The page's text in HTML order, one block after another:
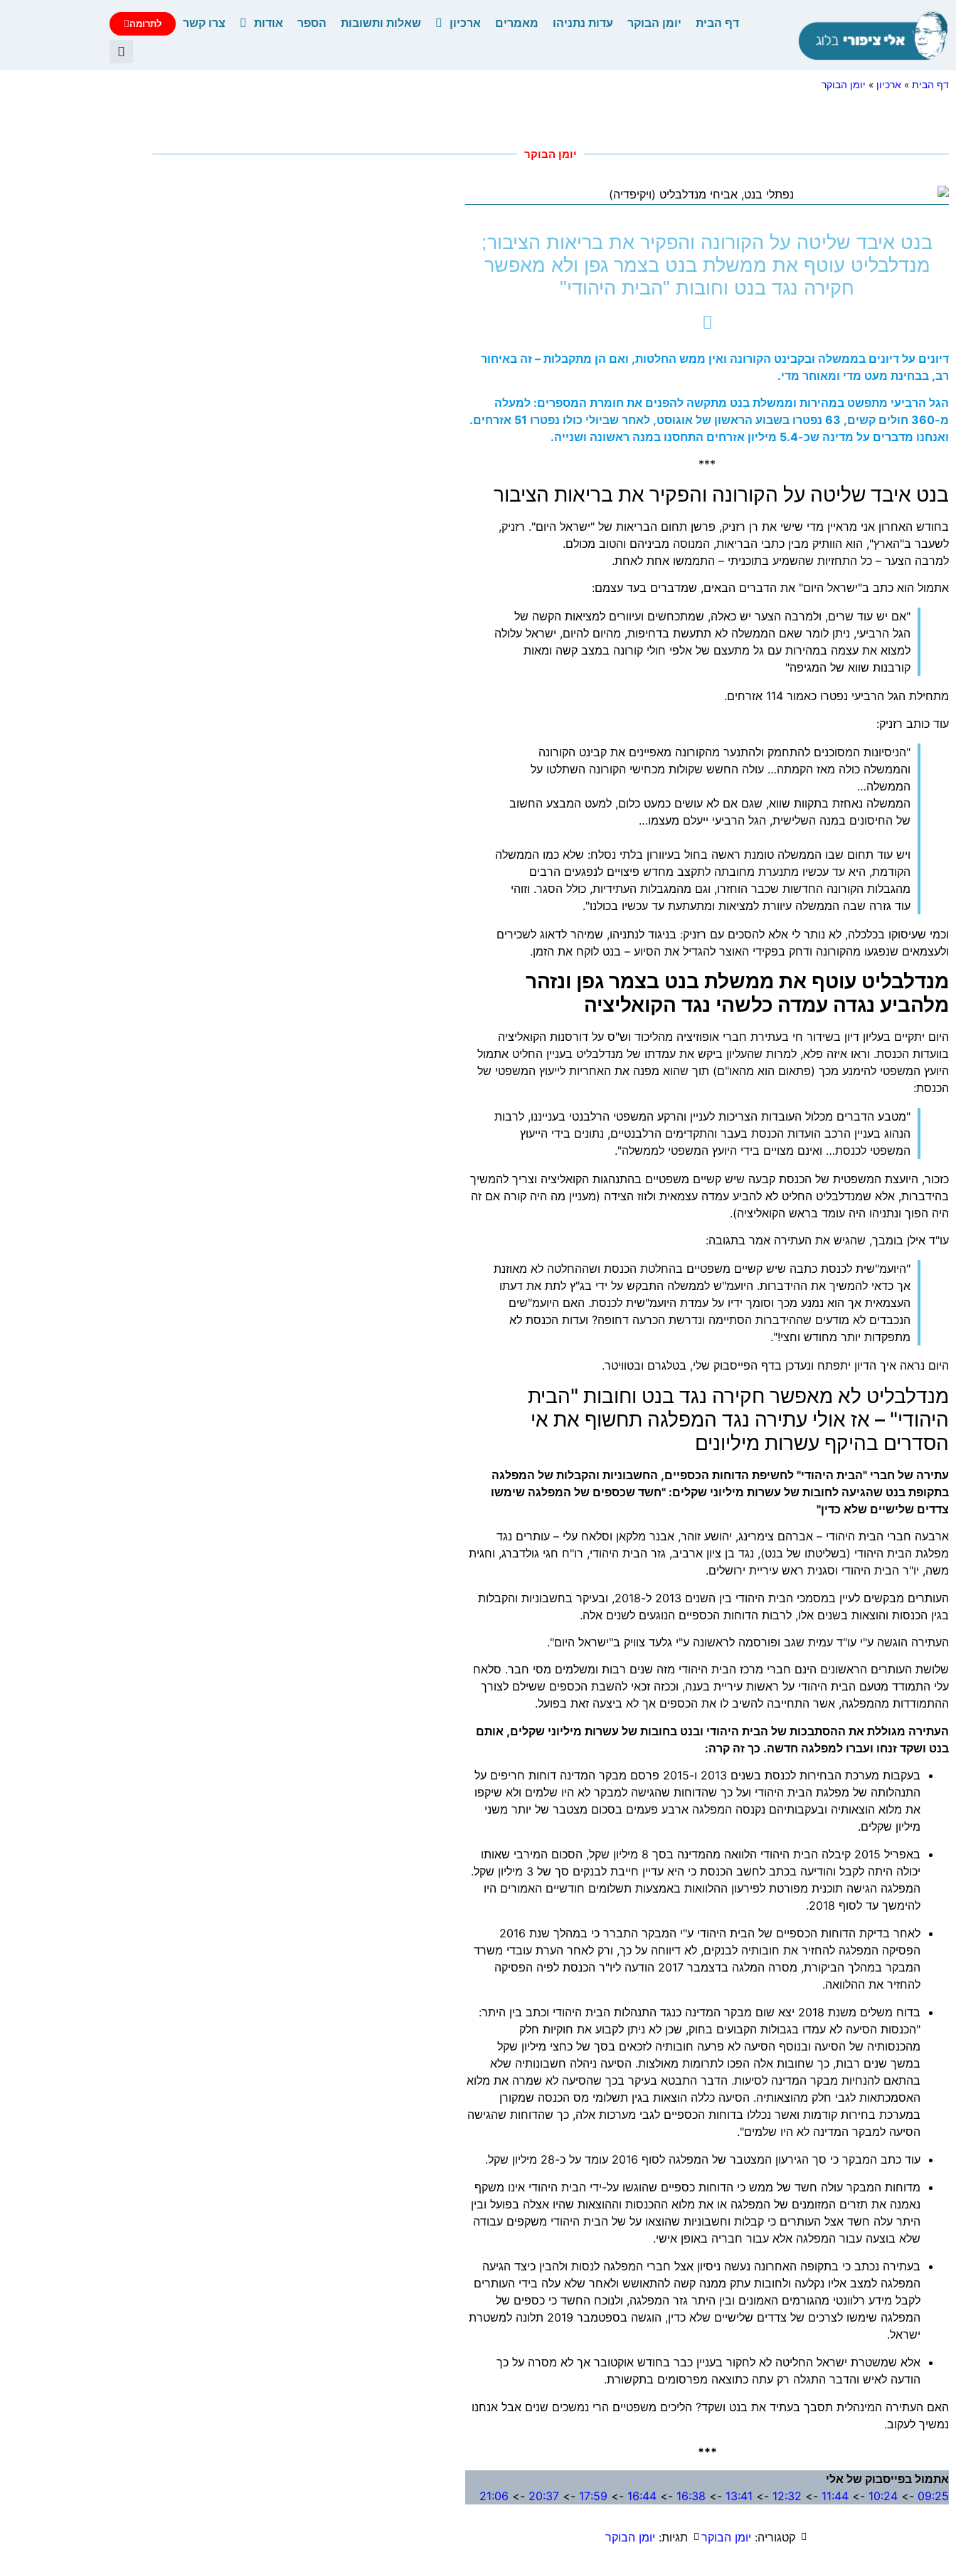
דף הבית יומן הבוקר עדות נתניהו מאמרים ארכיון שאלות ותשובות הספר אודות צרו קשר לתרומה
דף הבית » ארכיון » יומן הבוקר
יומן הבוקר
בנט איבד שליטה על הקורונה והפקיר את בריאות הציבור;
מנדלבליט עוטף את ממשלת בנט בצמר גפן ולא מאפשר
חקירה נגד בנט וחובות "הבית היהודי"
דיונים על דיונים בממשלה ובקבינט הקורונה ואין ממש החלטות, ואם הן מתקבלות – זה באיחור
רב, בבחינת מעט מדי ומאוחר מדי.
הגל הרביעי מתפשט במהירות וממשלת בנט מתקשה להפנים את חומרת המספרים: למעלה
מ-360 חולים קשים, 63 נפטרו בשבוע הראשון של אוגוסט, לאחר שביולי כולו נפטרו 51 אזרחים.
ואנחנו מדברים על מדינה שכ-5.4 מיליון אזרחים התחסנו במנה ראשונה ושנייה.
***
בנט איבד שליטה על הקורונה והפקיר את בריאות הציבור
בחודש האחרון אני מראיין מדי שישי את רן רזניק, פרשן תחום הבריאות של "ישראל היום". רזניק,
לשעבר ב"הארץ", הוא הוותיק מבין כתבי הבריאות, המנוסה מביניהם והטוב מכולם.
למרבה הצער – כל התחזיות שהשמיע בתוכניתי – התממשו אחת לאחת.
אתמול הוא כתב ב"ישראל היום" את הדברים הבאים, שמדברים בעד עצמם:
"אם יש עוד שרים, ולמרבה הצער יש כאלה, שמתכחשים ועיוורים למציאות הקשה של
הגל הרביעי, ניתן לומר שאם הממשלה לא תתעשת בדחיפות, מהיום להיום, ישראל עלולה
למצוא את עצמה במהירות עם גל מתעצם של אלפי חולי קורונה במצב קשה ומאות
קורבנות שווא של המגיפה"
מתחילת הגל הרביעי נפטרו כאמור 114 אזרחים.
עוד כותב רזניק:
"הניסיונות המסוכנים להתחמק ולהתנער מהקורונה מאפיינים את קבינט הקורונה
והממשלה כולה מאז הקמתה… עולה החשש שקולות מכחישי הקורונה השתלטו על
הממשלה…
הממשלה נאחזת בתקוות שווא, שגם אם לא עושים כמעט כלום, למעט המבצע החשוב
של החיסונים במנה השלישית, הגל הרביעי ייעלם מעצמו…
ויש עוד תחום שבו הממשלה טומנת ראשה בחול בעיוורון בלתי נסלח: שלא כמו הממשלה
הקודמת, היא עד עכשיו מתנערת מחובתה לתקצב מחדש פיצויים לנפגעים הרבים
מהגבלות הקורונה החדשות שכבר הוחזרו, וגם מהמגבלות העתידיות, כולל הסגר. וזוהי
עוד גזרה שבה הממשלה עיוורת למציאות ומתעתעת עד עכשיו בכולנו".
וכמי שעיסוקו בכלכלה, לא נותר לי אלא להסכים עם רזניק: בניגוד לנתניהו, שמיהר לדאוג לשכירים
ולעצמאים שנפגעו מהקורונה ודחק בפקידי האוצר להגדיל את הסיוע – בנט לוקח את הזמן.
מנדלבליט עוטף את ממשלת בנט בצמר גפן ונזהר
מלהביע נגדה עמדה כלשהי נגד הקואליציה
היום יתקיים בעליון דיון בשידור חי בעתירת חברי אופוזיציה מהליכוד וש"ס על דורסנות הקואליציה
בוועדות הכנסת. וראו איזה פלא, למרות שהעליון ביקש את עמדתו של מנדלבליט בעניין החליט אתמול
היועץ המשפטי להימנע מכך (פתאום הוא מהאו"ם) תוך שהוא מפנה את האחריות לייעוץ המשפטי של
הכנסת:
"מטבע הדברים מכלול העובדות הצריכות לעניין והרקע המשפטי הרלבנטי בענייננו, לרבות
הנהוג בעניין הרכב הועדות הכנסת בעבר והתקדימים הרלבנטיים, נתונים בידי הייעוץ
המשפטי לכנסת… ואינם מצויים בידי היועץ המשפטי לממשלה".
כזכור, היועצת המשפטית של הכנסת קבעה שיש קשיים משפטיים בהתנהגות הקואליציה וצריך להמשיך
בהידברות, אלא שמנדלבליט החליט לא להביע עמדה עצמאית ולזוז הצידה (מעניין מה היה קורה אם זה
היה הפוך ונתניהו היה עומד בראש הקואליציה).
עו"ד אילן בומבך, שהגיש את העתירה אמר בתגובה:
"היועמ"שית לכנסת כתבה שיש קשיים משפטיים בהחלטת הכנסת ושההחלטה לא מאוזנת
אך כדאי להמשיך את ההידברות. היועמ"ש לממשלה התבקש על ידי בג"ץ לתת את דעתו
העצמאית אך הוא נמנע מכך וסומך ידיו על עמדת היועמ"שית לכנסת. האם היועמ"שים
הנכבדים לא מודעים שההידברות הסתיימה ונדרשת הכרעה דחופה? ועדות הכנסת לא
מתפקדות יותר מחודש וחצי!".
היום נראה איך הדיון יתפתח ונעדכן בדף הפייסבוק שלי, בטלגרם ובטוויטר.
מנדלבליט לא מאפשר חקירה נגד בנט וחובות "הבית
היהודי" – אז אולי עתירה נגד המפלגה תחשוף את אי
הסדרים בהיקף עשרות מיליונים
עתירה של חברי "הבית היהודי" לחשיפת הדוחות הכספיים, החשבוניות והקבלות של המפלגה
בתקופת בנט שהגיעה לחובות של עשרות מיליוני שקלים: "חשד שכספים של המפלגה שימשו
צדדים שלישיים שלא כדין"
ארבעה חברי הבית היהודי – אברהם צימרינג, יהושע זוהר, אבנר מלקאן וסלאח עלי – עותרים נגד
מפלגת הבית היהודי (בשליטתו של בנט), נגד בן ציון ארביב, גזר הבית היהודי, רו"ח חגי גולדברג, וחגית
משה, יו"ר הבית היהודי וסגנית ראש עיריית ירושלים.
העותרים מבקשים לעיין במסמכי הבית היהודי בין השנים 2013 ל-2018, ובעיקר בחשבוניות והקבלות
בגין הכנסות והוצאות בשנים אלו, לרבות הדוחות הכספיים הנוגעים לשנים אלה.
העתירה הוגשה ע"י עו"ד עמית שגב ופורסמה לראשונה ע"י גלעד צוויק ב"ישראל היום".
שלושת העותרים הראשונים הינם חברי מרכז הבית היהודי מזה שנים רבות ומשלמים מסי חבר. סלאח
עלי התמודד מטעם הבית היהודי על ראשות עיריית בענה, וככזה זכאי להשבת הכספים ששילם לצורך
ההתמודדות מהמפלגה, אשר התחייבה להשיב לו את הכספים אך לא ביצעה זאת בפועל.
העתירה מגוללת את ההסתבכות של הבית היהודי ובנט בחובות של עשרות מיליוני שקלים, אותם
בנט ושקד זנחו ועברו למפלגה חדשה. כך זה קרה:
בעקבות מערכת הבחירות לכנסת בשנים 2013 ו-2015 פרסם מבקר המדינה דוחות חריפים על
התנהלותה של מפלגת הבית היהודי ועל כך שהדוחות שהגישה למבקר לא היו שלמים ולא שיקפו
את מלוא הוצאותיה ובעקבותיהם נקנסה המפלגה ארבע פעמים בסכום מצטבר של יותר משני
מיליון שקלים.
באפריל 2015 קיבלה הבית היהודי הלוואה מהמדינה בסך 8 מיליון שקל, הסכום המירבי שאותו
יכולה היתה לקבל והודיעה בכתב לחשב הכנסת כי היא עדיין חייבת לבנקים סך של 3 מיליון שקל.
המפלגה הגישה תוכנית מפורטת לפירעון ההלוואות באמצעות תשלומים חודשיים האמורים היו
להימשך עד לסוף 2018.
לאחר בדיקת הדוחות הכספיים של הבית היהודי ע"י המבקר התברר כי במהלך שנת 2016
הפסיקה המפלגה להחזיר את חובותיה לבנקים, לא דיווחה על כך, ורק לאחר הערת עובדי משרד
המבקר במהלך הביקורת, מסרה המלגה בדצמבר 2017 הודעה ליו"ר הכנסת לפיה הפסיקה
להחזיר את ההלוואה.
בדוח משלים משנת 2018 יצא שום מבקר המדינה כנגד התנהלות הבית היהודי וכתב בין היתר:
"הכנסות הסיעה לא עמדו בגבולות הקבועים בחוק, שכן לא ניתן לקבוע את חוקיות חלק
מהכנסותיה של הסיעה ובנוסף הסיעה לא פרעה חובותיה לזכאים בסך של כחצי מיליון שקל
במשך שנים רבות, כך שחובות אלה הפכו לתרומות מאולצות. הסיעה ניהלה חשבונותיה שלא
בהתאם להנחיות מבקר המדינה לסיעות. הדבר התבטא בעיקר בכך שהסיעה לא שמרה את מלוא
האסמכתאות לגבי חלק מהוצאותיה. הסיעה כללה הוצאות בגין תשלומי מס הכנסה שמקורן
במערכת בחירות קודמות ואשר נכללו בדוחות הכספיים לגבי מערכות אלה, כך שהדוחות שהגישה
הסיעה למבקר המדינה לא היו שלמים".
עוד כתב המבקר כי סך הגירעון המצטבר של המפלגה לסוף 2016 עומד על כ-28 מיליון שקל.
מדוחות המבקר עולה חשד של ממש כי הדוחות כספיים שהוגשו על-ידי הבית היהודי אינו משקף
נאמנה את תזרים המזומנים של המפלגה או את מלוא ההכנסות וההוצאות שהיו אצלה בפועל ובין
היתר עלה חשד אצל העותרים כי קבלות וחשבוניות שהוצאו על של הבית היהודי משקפים עבודה
שלא בוצעה עבור המפלגה אלא עבור חבריה באופן אישי.
בעתירה נכתב כי בתקופה האחרונה נעשה ניסיון אצל חברי המפלגה לנסות ולהבין כיצד הגיעה
המפלגה למצב אליו נקלעה ולחובות עתק ממנה קשה להתאושש ולאחר שלא עלה בידי העותרים
לקבל מידע רלוונטי מהגורמים האמונים ובין היתר גזר המפלגה, ולנוכח החשד כי כספים של
המפלגה שימשו לצרכים של צדדים שלישיים שלא כדין, הוגשה בספטמבר 2019 תלונה למשטרת
ישראל.
אלא שמשטרת ישראל החליטה לא לחקור בעניין כבר בחודש אוקטובר אך לא מסרה על כך
הודעה לאיש והדבר התגלה רק עתה כתוצאה מפרסומים בתקשורת.
האם העתירה המינהלית תסבך בעתיד את בנט ושקד? הליכים משפטיים הרי נמשכים שנים אבל אנחנו
נמשיך לעקוב.
***
אתמול בפייסבוק של אלי
09:25
->
10:24
->
11:44
->
12:32
->
13:41
->
16:38
->
16:44
->
17:59
->
20:37
->
21:06
קטגוריה: יומן הבוקר תגיות: יומן הבוקר